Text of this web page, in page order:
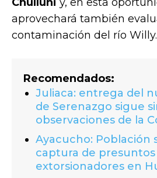
aprovechará también
contaminación del río Willy.
Recomendados:
Juliaca: entrega del
de Serenazgo sigue
observaciones de la
Ayacucho: Población
captura de presuntos
extorsionadores en